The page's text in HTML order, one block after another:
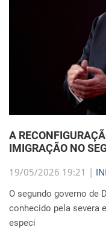
A
IMIGRAÇÃO NO
19/05/2026 19:21 |
O segundo governo de
conhecido pela severa
especi